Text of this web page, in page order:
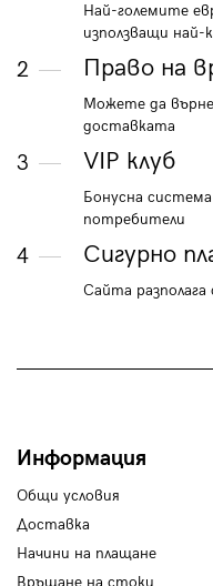
Най-големите
използващи
2 Право на
Можете да
доставката
3 VIP клуб
Бонусна
потребители
4 Сигурно
Сайта разполага
Информация
Общи условия
Доставка
Начини на плащане